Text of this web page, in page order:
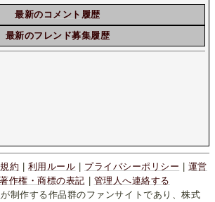
最新のコメント履歴
最新のフレンド募集履歴
約 | 利用ルール | プライバシーポリシー | 運営
著作権・商標の表記 | 管理人へ連絡する
が制作する作品群のファンサイトであり、株式